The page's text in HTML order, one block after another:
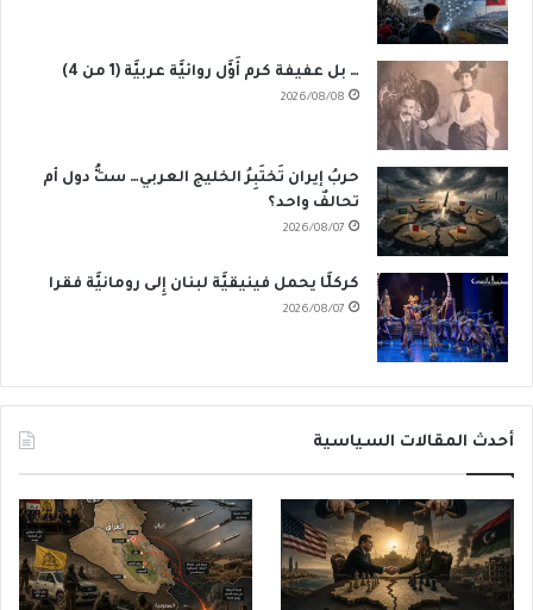
… بل عفيفة كرم أَوَّل روائيَّة عربيَّة (1 من 4)
2026/08/08
حربُ إيران تَختَبِرُ الخليج العربي… ستُّ دول أم
تحالفٌ واحد؟
2026/08/07
كركلَّا يحمل فينيقيَّة لبنان إِلى رومانيَّة فقرا
2026/08/07
أحدث المقالات السياسية